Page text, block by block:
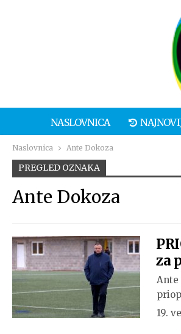
NASLOVNICA
Naslovnica Ante Dokoza
PREGLED OZNAKA
Ante Dokoza
za
Ante
19.